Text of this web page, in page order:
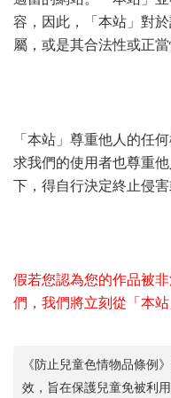
容，因此，「本站」對
屬，或是其合法性或正
「本站」尊重他人的任
求我們的使用者也尊重
下，得自行決定終止侵
假若您認為您的作品被
們，我們將立刻從「本站
《防止兒童色情物品條例
效，旨在保護兒童免被利